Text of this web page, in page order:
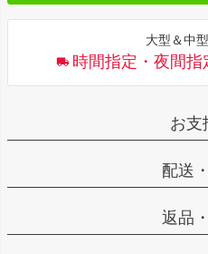
大型＆中
時間指定・夜間
お支
配送
返品